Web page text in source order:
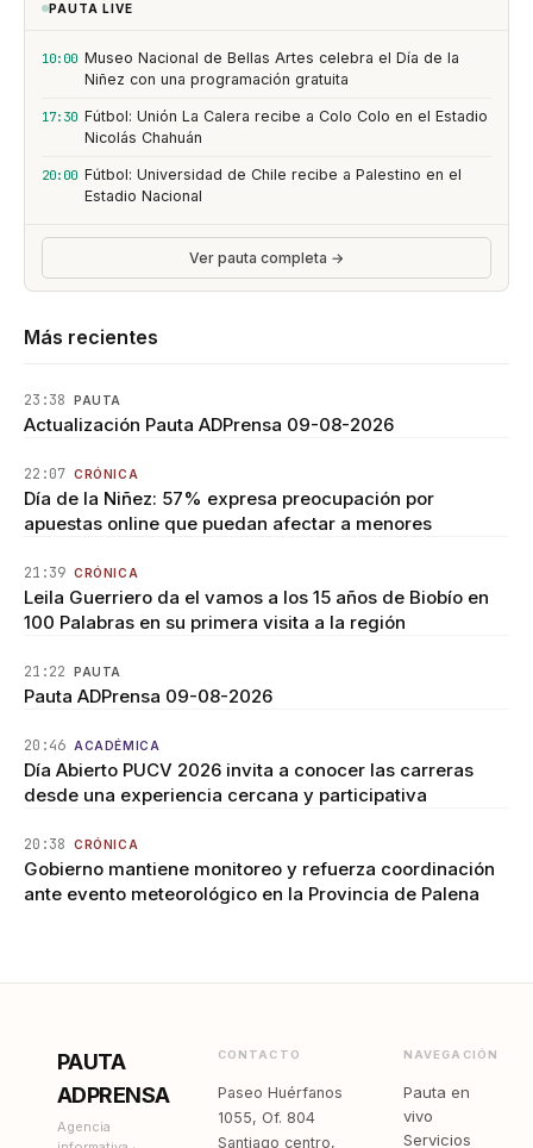
PAUTA LIVE
10:00 Museo Nacional de Bellas Artes celebra el Día de la
Niñez con una programación gratuita
17:30 Fútbol: Unión La Calera recibe a Colo Colo en el Estadio
Nicolás Chahuán
20:00 Fútbol: Universidad de Chile recibe a Palestino en el
Estadio Nacional
Ver pauta completa →
Más recientes
23:38 PAUTA
Actualización Pauta ADPrensa 09-08-2026
22:07 CRÓNICA
Día de la Niñez: 57% expresa preocupación por
apuestas online que puedan afectar a menores
21:39 CRÓNICA
Leila Guerriero da el vamos a los 15 años de Biobío en
100 Palabras en su primera visita a la región
21:22 PAUTA
Pauta ADPrensa 09-08-2026
20:46 ACADÉMICA
Día Abierto PUCV 2026 invita a conocer las carreras
desde una experiencia cercana y participativa
20:38 CRÓNICA
Gobierno mantiene monitoreo y refuerza coordinación
ante evento meteorológico en la Provincia de Palena
PAUTA
ADPRENSA
Agencia
CONTACTO
Paseo Huérfanos
1055, Of. 804
Santiago centro,
NAVEGACIÓN
Pauta en
vivo
Servicios